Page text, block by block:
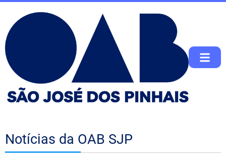
Notícias da OAB SJP